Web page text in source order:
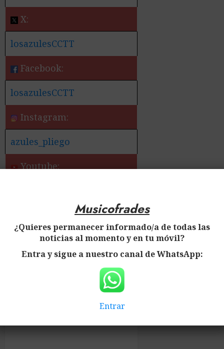
X:
losazulesCCTT
Facebook:
losazulesCCTT
Instagram:
azules_pliego
Youtube:
✅ Más información:
Noticias de la Banda de
Cornetas y Tambores
Nuestra Señora de los
Dolores y la Piedad – Los
Musicofrades
¿Quieres permanecer informado/a de todas las
noticias al momento y en tu móvil?
Entra y sigue a nuestro canal de WhatsApp:
Entrar